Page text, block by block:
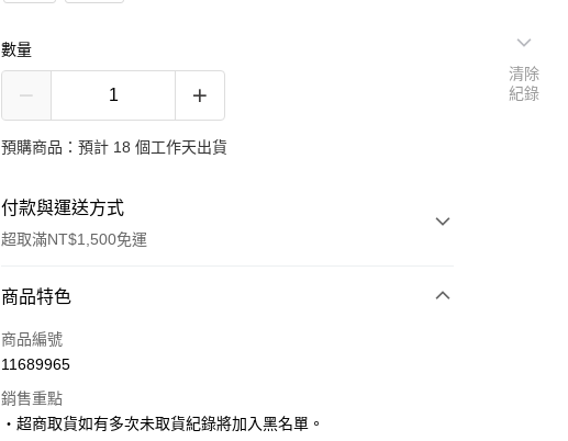
數量
預購商品：預計 18 個工作天出貨
付款與運送方式
超取滿NT$1,500免運
付款方式
信用卡一次付款
LINE Pay
商品特色
商品編號
11689965
銷售重點
‧超商取貨如有多次未取貨紀錄將加入黑名單。
清除
紀錄